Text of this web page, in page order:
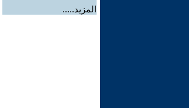
المزيد.....